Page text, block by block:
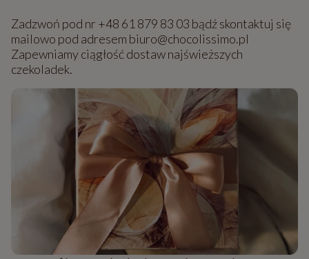
Zadzwoń pod nr +48 61 879 83 03 bądź skontaktuj się
mailowo pod adresem biuro@chocolissimo.pl
Zapewniamy ciągłość dostaw najświeższych
czekoladek.